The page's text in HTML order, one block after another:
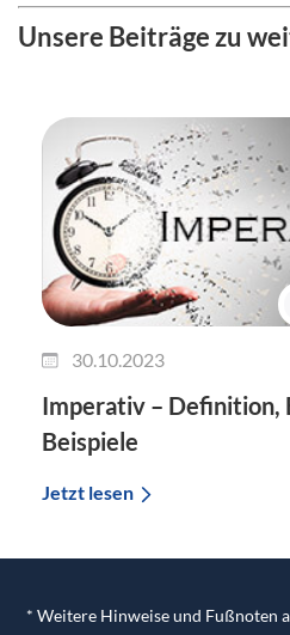
Unsere Beiträge zu
30.10.2023
Imperativ – Definition,
Beispiele
Jetzt lesen
* Weitere Hinweise und Fußnoten